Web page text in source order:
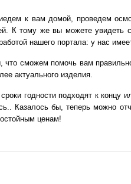
к вам домой, проведем
К тому же вы можете увидеть
нашего портала: у нас
сможем помочь вам
актуального изделия.
годности подходят к концу
Казалось бы, теперь можно
ценам!